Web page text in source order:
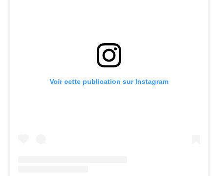
Voir cette publication sur Instagram